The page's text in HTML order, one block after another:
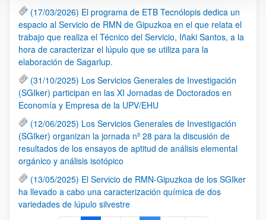
(17/03/2026) El programa de ETB Tecnólopis dedica un
espacio al Servicio de RMN de Gipuzkoa en el que relata el
trabajo que realiza el Técnico del Servicio, Iñaki Santos, a la
hora de caracterizar el lúpulo que se utiliza para la
elaboración de Sagarlup.
(31/10/2025) Los Servicios Generales de Investigación
(SGIker) participan en las XI Jornadas de Doctorados en
Economía y Empresa de la UPV/EHU
(12/06/2025) Los Servicios Generales de Investigación
(SGIker) organizan la jornada nº 28 para la discusión de
resultados de los ensayos de aptitud de análisis elemental
orgánico y análisis isotópico
(13/05/2025) El Servicio de RMN-Gipuzkoa de los SGIker
ha llevado a cabo una caracterización química de dos
variedades de lúpulo silvestre